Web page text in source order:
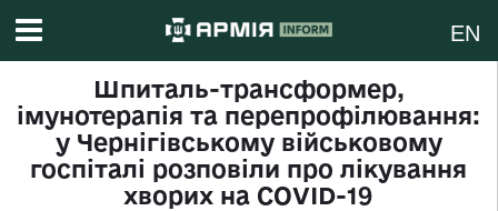
EN
Шпиталь-трансформер,
імунотерапія та перепрофілювання:
у Чернігівському військовому
госпіталі розповіли про лікування
хворих на COVІD-19